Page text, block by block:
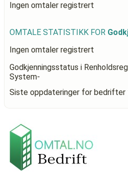
Ingen omtaler registrert
OMTALE STATISTIKK FOR
Ingen omtaler registrert
Godkjenningsstatus i
System-
Siste oppdateringer for bedrifter